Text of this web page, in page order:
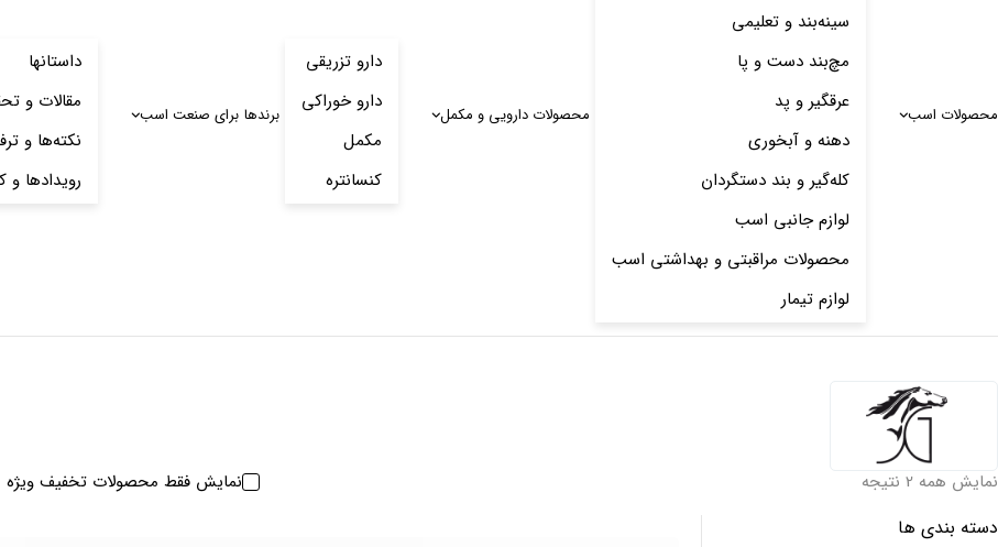
محصولات اسب
سینه‌بند و تعلیمی
مچ‌بند دست و پا
عرقگیر و پد
دهنه و آبخوری
کله‌گیر و بند دستگردان
لوازم جانبی اسب
محصولات مراقبتی و بهداشتی اسب
لوازم تیمار
محصولات دارویی و مکمل
دارو تزریقی
دارو خوراکی
مکمل
کنسانتره
برندها برای صنعت اسب
داستانها
مقالات و
نکته‌ها و
رویدادها و
دسته بندی ها
نمایش همه 2 نتیجه نمایش فقط محصولات تخفیف ویژه